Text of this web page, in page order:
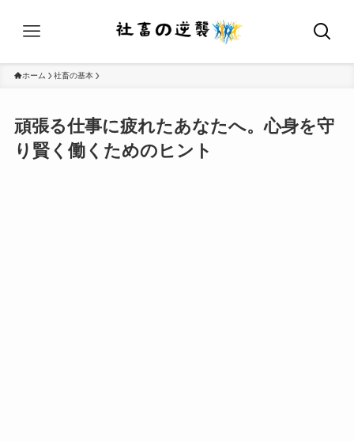
ホーム 社畜の基本
頑張る仕事に疲れたあなたへ。心身を守
り賢く働くためのヒント